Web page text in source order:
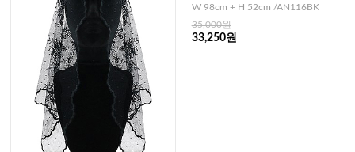
W 98cm + H 52cm /AN116BK
35,000원
33,250원